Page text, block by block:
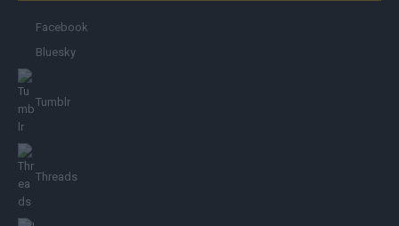
Facebook
Bluesky
Tumblr
Threads